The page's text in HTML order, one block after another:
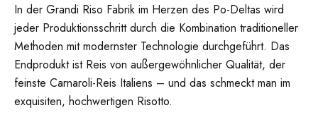
In der Grandi Riso Fabrik im Herzen des Po-Deltas wird
jeder Produktionsschritt durch die Kombination traditioneller
Methoden mit modernster Technologie durchgeführt. Das
Endprodukt ist Reis von außergewöhnlicher Qualität, der
feinste Carnaroli-Reis Italiens – und das schmeckt man im
exquisiten, hochwertigen Risotto.